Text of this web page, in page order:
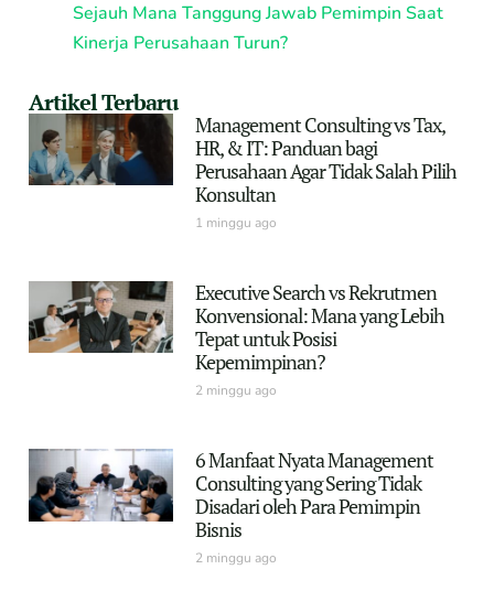
Sejauh Mana Tanggung Jawab Pemimpin Saat
Kinerja Perusahaan Turun?
Artikel Terbaru
Management Consulting vs Tax,
HR, & IT: Panduan bagi
Perusahaan Agar Tidak Salah Pilih
Konsultan
1 minggu ago
Executive Search vs Rekrutmen
Konvensional: Mana yang Lebih
Tepat untuk Posisi
Kepemimpinan?
2 minggu ago
6 Manfaat Nyata Management
Consulting yang Sering Tidak
Disadari oleh Para Pemimpin
Bisnis
2 minggu ago